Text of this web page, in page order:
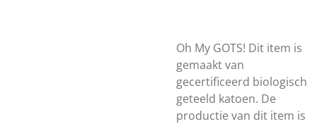
Oh My GOTS! Dit item is
gemaakt van
gecertificeerd biologisch
geteeld katoen. De
productie van dit item is